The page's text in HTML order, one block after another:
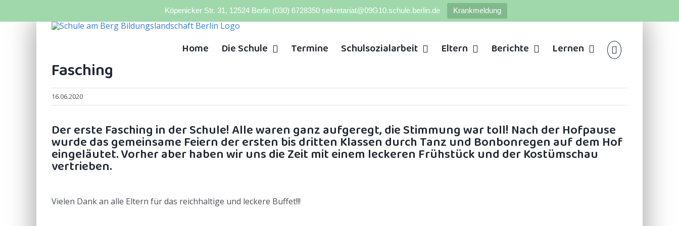
Köpenicker Str. 31, 12524 Berlin (030) 6728350 sekretariat@09G10.schule.berlin.de Krankmeldung
Home Die Schule Termine Schulsozialarbeit Eltern Berichte Lernen
Fasching
16.06.2020
Der erste Fasching in der Schule! Alle waren ganz aufgeregt, die Stimmung war toll! Nach der Hofpause
wurde das gemeinsame Feiern der ersten bis dritten Klassen durch Tanz und Bonbonregen auf dem Hof
eingeläutet. Vorher aber haben wir uns die Zeit mit einem leckeren Frühstück und der Kostümschau
vertrieben.
Vielen Dank an alle Eltern für das reichhaltige und leckere Buffet!!!